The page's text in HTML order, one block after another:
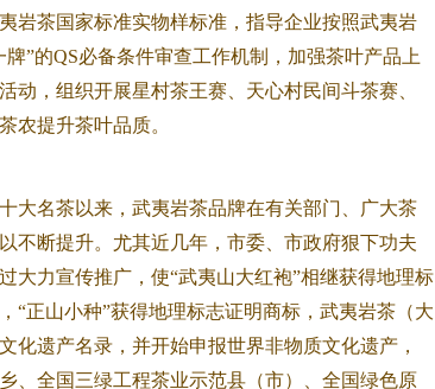
岩茶国家标准实物样标准，指导企业按照武夷岩
”的QS必备条件审查工作机制，加强茶叶产品上
，组织开展星村茶王赛、天心村民间斗茶赛、
农提升茶叶品质。
大名茶以来，武夷岩茶品牌在有关部门、广大茶
不断提升。尤其近几年，市委、市政府狠下功夫
大力宣传推广，使“武夷山大红袍”相继获得地理标
“正山小种”获得地理标志证明商标，武夷岩茶（大
化遗产名录，并开始申报世界非物质文化遗产，
、全国三绿工程茶业示范县（市）、全国绿色原